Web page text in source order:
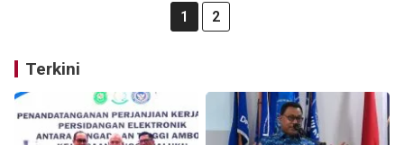
1 2
Terkini